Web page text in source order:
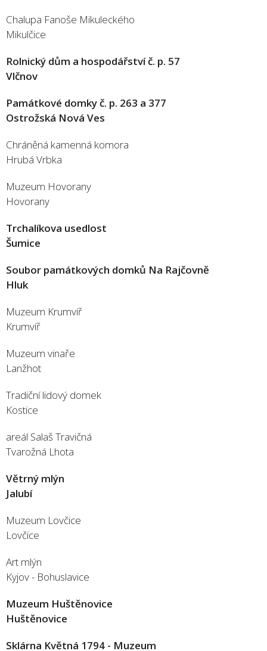
Chalupa Fanoše Mikuleckého
Mikulčice
Rolnický dům a hospodářství č. p. 57
Vlčnov
Památkové domkyč. p. 263 a 377
Ostrožská Nová Ves
Chráněná kamenná komora
Hrubá Vrbka
Muzeum Hovorany
Hovorany
Trchalíkova usedlost
Šumice
Soubor památkových domků Na Rajčovně
Hluk
Muzeum Krumvíř
Krumvíř
Muzeum vinaře
Lanžhot
Tradiční lidový domek
Kostice
areál Salaš Travičná
Tvarožná Lhota
Větrný mlýn
Jalubí
Muzeum Lovčice
Lovčice
Art mlýn
Kyjov - Bohuslavice
Muzeum Huštěnovice
Huštěnovice
Sklárna Květná 1794 - Muzeum